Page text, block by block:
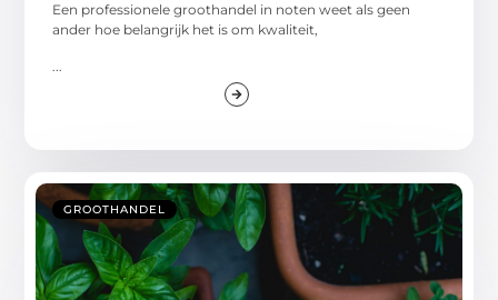
Een professionele groothandel in noten weet als geen
ander hoe belangrijk het is om kwaliteit,
GROOTHANDEL